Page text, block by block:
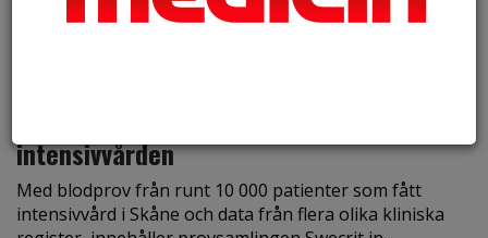
intensivvården
Med blodprov från runt 10 000 patienter som fått
intensivvård i Skåne och data från flera olika kliniska